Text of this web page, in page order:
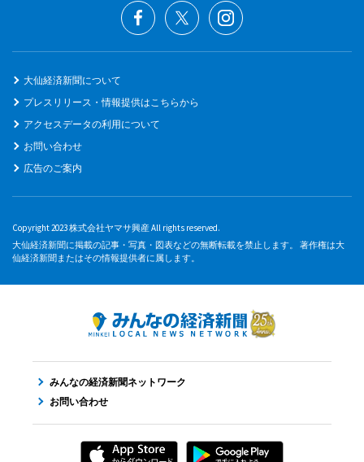
大仙経済新聞について
プレスリリース・情報提供はこちらから
アクセスデータの利用について
お問い合わせ
広告のご案内
Copyright 2023 株式会社ヤマサ興産 All rights reserved.
大仙経済新聞に掲載の記事・写真・図表などの無断転載を禁止します。 著作権は大
仙経済新聞またはその情報提供者に属します。
みんなの経済新聞ネットワーク
お問い合わせ